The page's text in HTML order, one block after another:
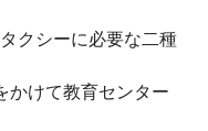
クシーに必要な二種
かけて教育センター